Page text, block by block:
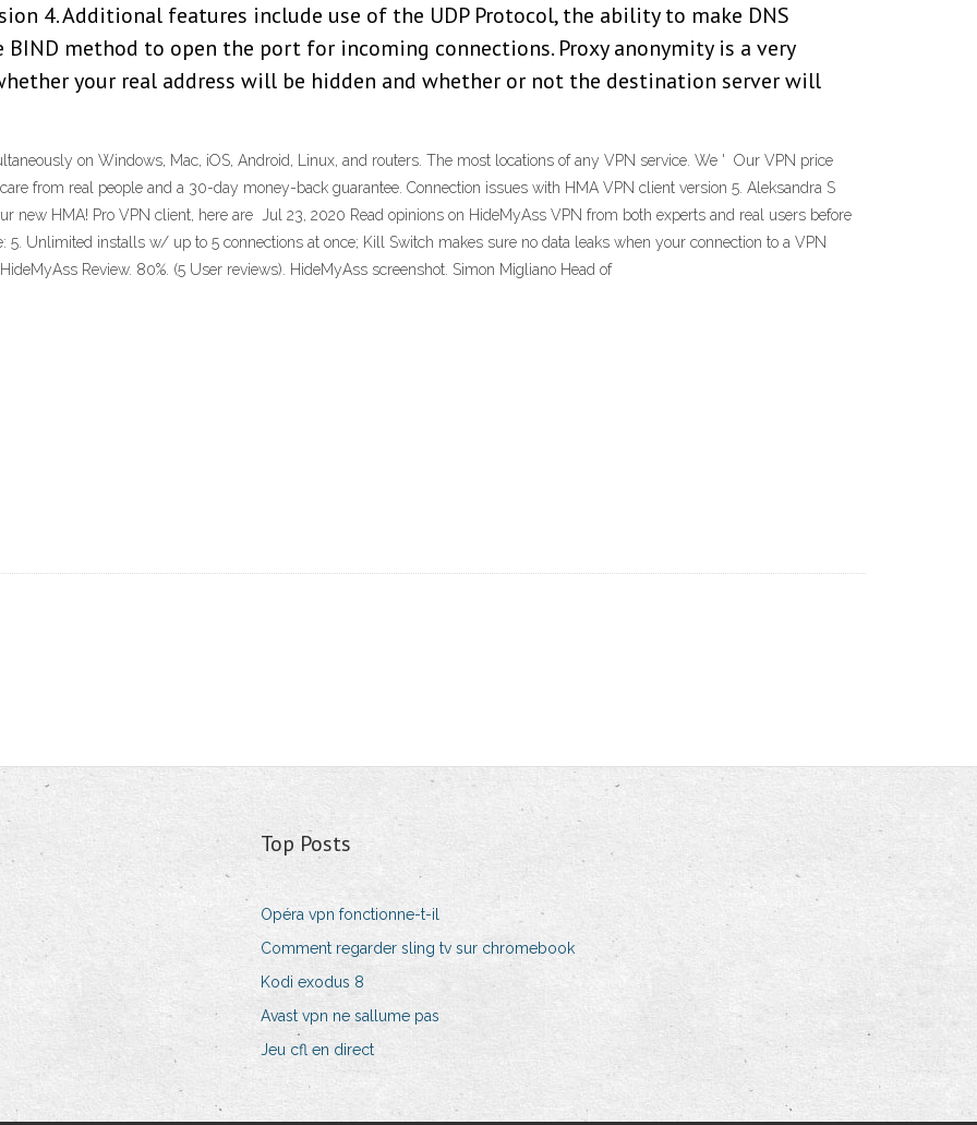
4. Additional features include use of the UDP Protocol, the ability to make DNS
method to open the port for incoming connections. Proxy anonymity is a very
your real address will be hidden and whether or not the destination server will
on Windows, Mac, iOS, Android, Linux, and routers. The most locations of any VPN service. We ' Our VPN price
from real people and a 30-day money-back guarantee. Connection issues with HMA VPN client version 5. Aleksandra S
new HMA! Pro VPN client, here are Jul 23, 2020 Read opinions on HideMyAss VPN from both experts and real users before
Unlimited installs w/ up to 5 connections at once; Kill Switch makes sure no data leaks when your connection to a VPN
Review. 80%. (5 User reviews). HideMyAss screenshot. Simon Migliano Head of
Top Posts
Opéra vpn fonctionne-t-il
Comment regarder sling tv sur chromebook
Kodi exodus 8
Avast vpn ne sallume pas
Jeu cfl en direct